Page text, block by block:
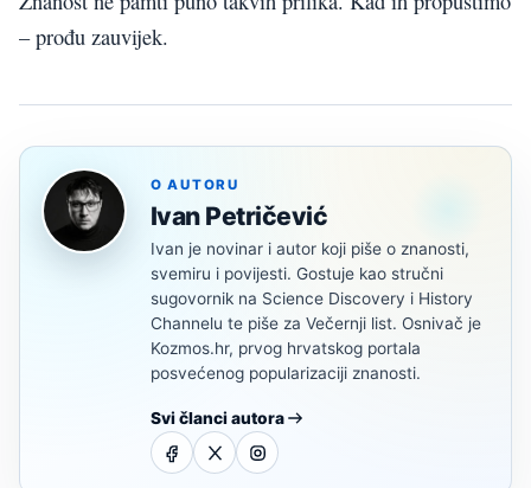
– prođu zauvijek.
O AUTORU
Ivan Petričević
Ivan je novinar i autor koji piše o znanosti,
svemiru i povijesti. Gostuje kao stručni
sugovornik na Science Discovery i History
Channelu te piše za Večernji list. Osnivač je
Kozmos.hr, prvog hrvatskog portala
posvećenog popularizaciji znanosti.
Svi članci autora